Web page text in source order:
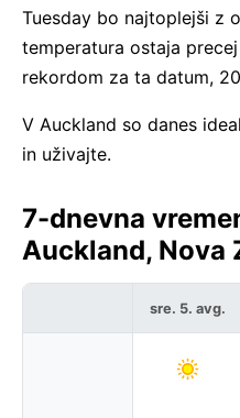
Tuesday bo najtoplejši z
temperatura ostaja
rekordom za ta datum,
V Auckland so danes
in uživajte.
7-dnevna
Auckland,
sre. 5. avg.